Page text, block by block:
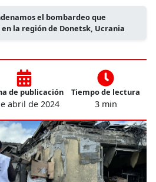
el bombardeo que
la región de Donetsk, Ucrania
de publicación
abril de 2024
Tiempo de lectura
3 min